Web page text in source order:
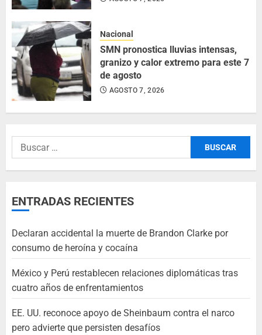
Nacional
SMN pronostica lluvias intensas,
granizo y calor extremo para este 7
de agosto
AGOSTO 7, 2026
ENTRADAS RECIENTES
Declaran accidental la muerte de Brandon Clarke por
consumo de heroína y cocaína
México y Perú restablecen relaciones diplomáticas tras
cuatro años de enfrentamientos
EE. UU. reconoce apoyo de Sheinbaum contra el narco
pero advierte que persisten desafíos